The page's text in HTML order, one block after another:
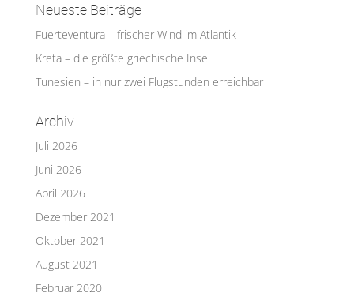
Neueste Beiträge
Fuerteventura – frischer Wind im Atlantik
Kreta – die größte griechische Insel
Tunesien – in nur zwei Flugstunden erreichbar
Archiv
Juli 2026
Juni 2026
April 2026
Dezember 2021
Oktober 2021
August 2021
Februar 2020